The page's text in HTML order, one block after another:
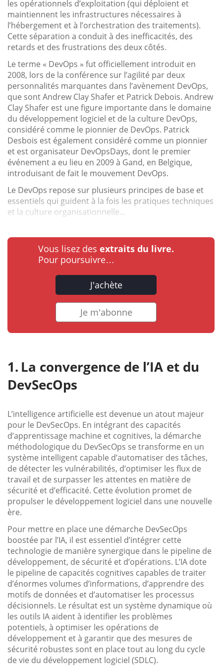
les opérationnels d’exploitation (qui déploient et
maintiennent les infrastructures nécessaires à
l’hébergement et à l’orchestration des traitements).
Cette séparation a conduit à des inefficacités, des
retards et des frustrations des deux côtés.
Le terme « DevOps » fut officiellement introduit en
2008, lors de la conférence sur l’agilité par deux
personnalités marquantes dans l’avènement DevOps,
que sont Andrew Clay Shafer et Patrick Debois. Andrew
Clay Shafer est une figure importante dans le domaine
du développement logiciel et de la culture DevOps,
considéré comme le pionnier de DevOps. Patrick
Desbois est également considéré comme un pionnier
et est organisateur DevOpsDays, dont le premier
événement a eu lieu en 2009 à Gand, en Belgique,
introduisant de fait le mouvement DevOps.
Le DevOps repose sur plusieurs principes de base et
essentiels qui guident à la fois les pratiques techniques
et la culture organisationnelle...
Vous lisez des extraits du livre.
Pour poursuivre…
J'achète
Je m'abonne
La convergence de l’IA et du
DevSecOps
L’intelligence artificielle est devenue un atout majeur
pour le DevSecOps. En intégrant des capacités
d’apprentissage machine et cognitives, la démarche
méthodologique du DevSecOps se transforme en un
système intelligent capable d’automatiser des tâches,
de détecter les vulnérabilités, d’optimiser les flux de
travail et de surpasser les attentes en matière de
sécurité et d’efficacité. Cette évolution promet de
propulser le développement logiciel dans une nouvelle
ère.
Pour mettre en place une démarche DevSecOps
boostée par l’IA, il est essentiel d’intégrer cette
technologie de manière synergique dans le pipeline de
développement, de sécurité et d’opérations. L’IA dote
le pipeline de capacités cognitives capables de traiter
d’énormes volumes d’informations, d’apprendre des
motifs de données et d’automatiser les processus
décisionnels. Le résultat est un système dynamique où
les outils IA aident à identifier les problèmes
potentiels, à optimiser les opérations de
développement et à garantir que des mesures de
sécurité robustes sont en place tout au long du cycle
de vie du développement logiciel (SDLC).